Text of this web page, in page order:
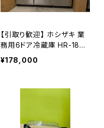
【引取り歓迎】 ホシザキ 業
務用6ドア冷蔵庫 HR-180A
T3
¥178,000